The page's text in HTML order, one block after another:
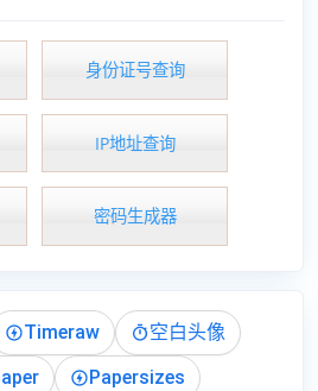
身份证号查询
IP地址查询
密码生成器
Timeraw
空白头像
Papersizes